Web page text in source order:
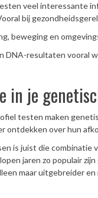
veel interessante
bij
beweging en
DNA-resultaten vooral
in je
testen maken
ontdekken over hun
is juist die combinatie
jaren zo populair
maar uitgebreider